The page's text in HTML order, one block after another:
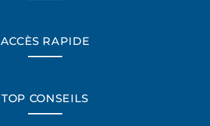
ACCÈS RAPIDE
TOP CONSEILS